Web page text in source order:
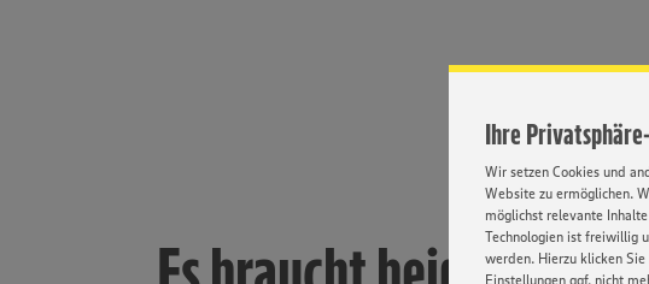
Ihre
Wir setzen Cookies und
Website zu ermöglichen.
möglichst relevante
Technologien ist freiwillig
werden. Hierzu klicken Sie
Einstellungen ggf. nicht